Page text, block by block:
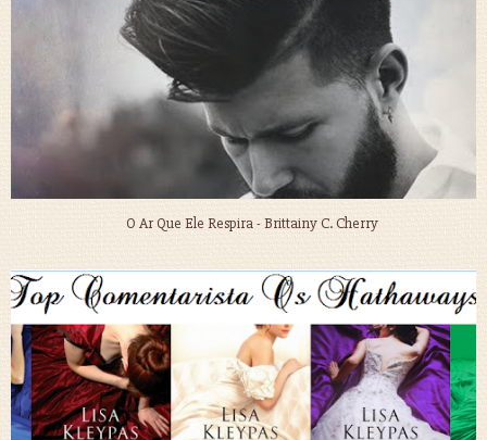
O Ar Que Ele Respira - Brittainy C. Cherry